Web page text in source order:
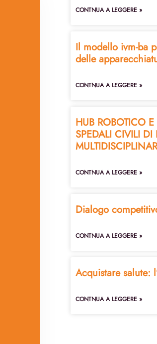
CONTNUA A LEGGERE »
Il modello ivm-ba
delle
CONTNUA A LEGGERE »
HUB ROBOTICO
SPEDALI CIVILI
CONTNUA A LEGGERE »
Dialogo
CONTNUA A LEGGERE »
Acquistare salute:
CONTNUA A LEGGERE »